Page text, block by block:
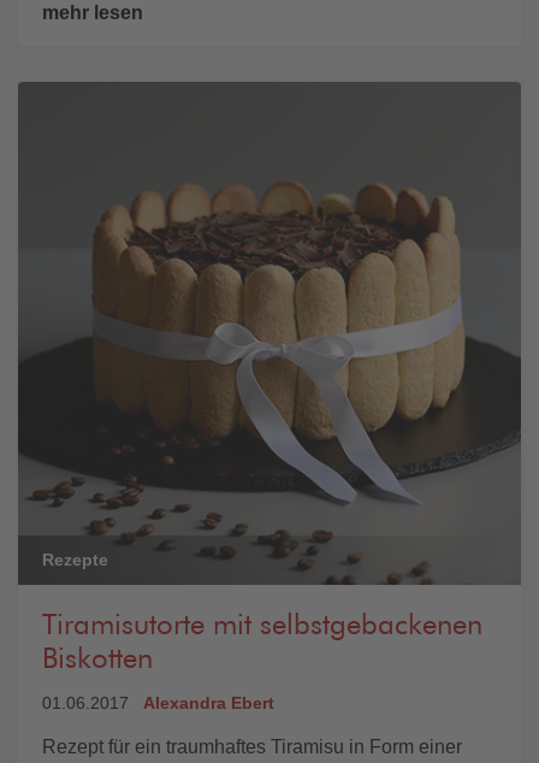
mehr lesen
Rezepte
Tiramisutorte mit selbstgebackenen
Biskotten
01.06.2017 Alexandra Ebert
Rezept für ein traumhaftes Tiramisu in Form einer